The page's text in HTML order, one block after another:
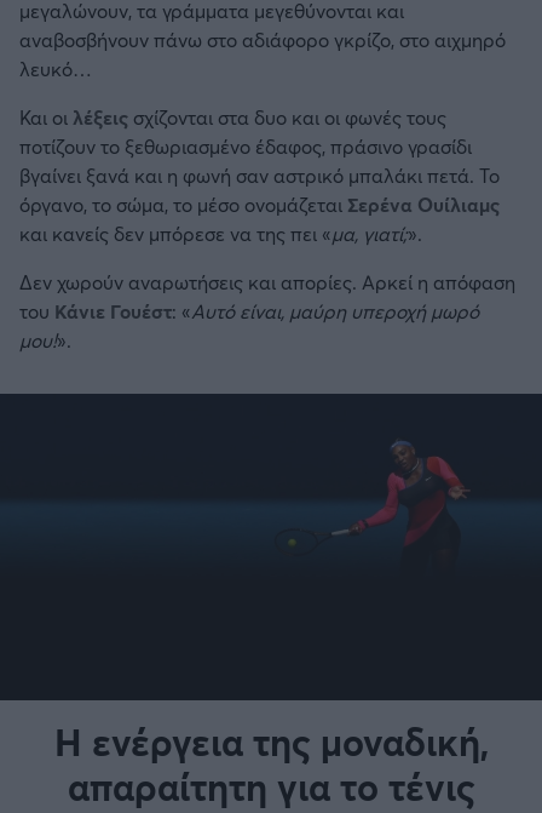
μεγαλώνουν, τα γράμματα μεγεθύνονται και
αναβοσβήνουν πάνω στο αδιάφορο γκρίζο, στο αιχμηρό
λευκό…
Και οι λέξεις σχίζονται στα δυο και οι φωνές τους
ποτίζουν το ξεθωριασμένο έδαφος, πράσινο γρασίδι
βγαίνει ξανά και η φωνή σαν αστρικό μπαλάκι πετά. Το
όργανο, το σώμα, το μέσο ονομάζεται Σερένα Ουίλιαμς
και κανείς δεν μπόρεσε να της πει «μα, γιατί;».
Δεν χωρούν αναρωτήσεις και απορίες. Αρκεί η απόφαση
του Κάνιε Γουέστ: «Αυτό είναι, μαύρη υπεροχή μωρό
μου!».
Η ενέργεια της μοναδική,
απαραίτητη για το τένις